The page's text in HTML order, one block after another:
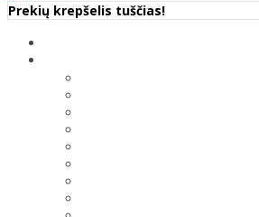
Prekių krepšelis tuščias!